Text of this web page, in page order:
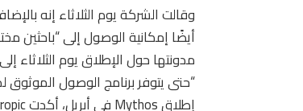
مدونتها حول الإطلاق يوم الثلاثاء
“حتى يتوفر برنامج الوصول الموثوق